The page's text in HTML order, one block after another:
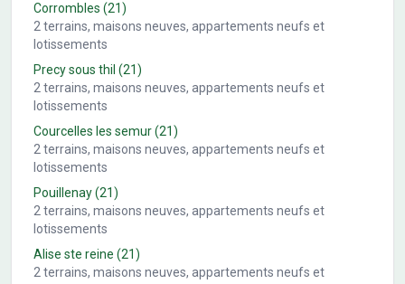
Corrombles (21)
2 terrains, maisons neuves, appartements neufs et
lotissements
Precy sous thil (21)
2 terrains, maisons neuves, appartements neufs et
lotissements
Courcelles les semur(21)
2 terrains, maisons neuves, appartements neufs et
lotissements
Pouillenay(21)
2 terrains, maisons neuves, appartements neufs et
lotissements
Alise ste reine (21)
2 terrains, maisons neuves, appartements neufs et